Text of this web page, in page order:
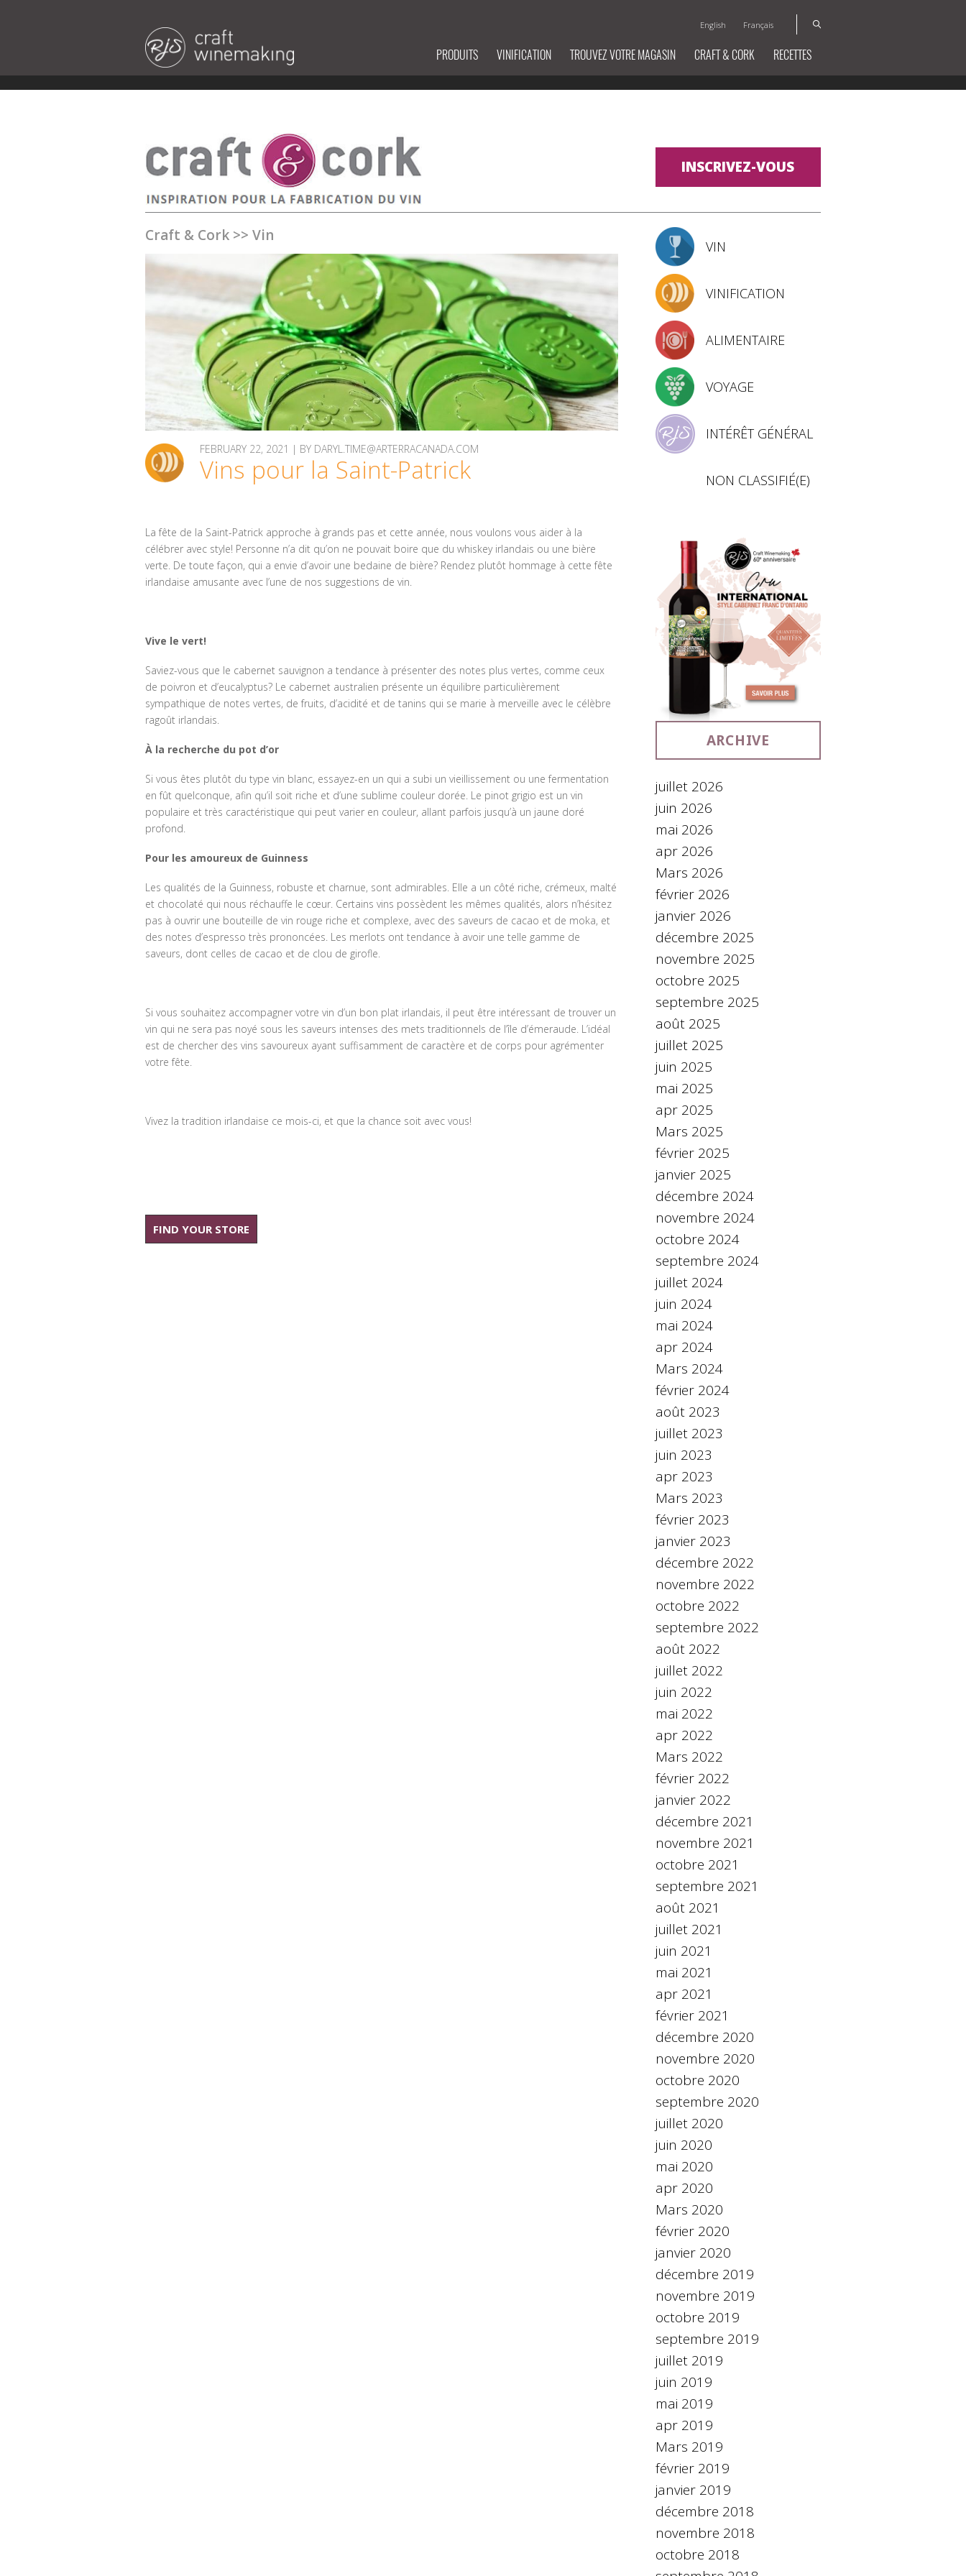
English Français
PRODUITS VINIFICATION TROUVEZ VOTRE MAGASIN CRAFT & CORK RECETTES
INSCRIVEZ-VOUS
Craft & Cork >> Vin
FEBRUARY 22, 2021 | BY DARYL.TIME@ARTERRACANADA.COM
Vins pour la Saint-Patrick
La fête de la Saint-Patrick approche à grands pas et cette année, nous voulons vous aider à la
célébrer avec style! Personne n’a dit qu’on ne pouvait boire que du whiskey irlandais ou une bière
verte. De toute façon, qui a envie d’avoir une bedaine de bière? Rendez plutôt hommage à cette fête
irlandaise amusante avec l’une de nos suggestions de vin.
Vive le vert!
Saviez-vous que le cabernet sauvignon a tendance à présenter des notes plus vertes, comme ceux
de poivron et d’eucalyptus? Le cabernet australien présente un équilibre particulièrement
sympathique de notes vertes, de fruits, d’acidité et de tanins qui se marie à merveille avec le célèbre
ragoût irlandais.
À la recherche du pot d’or
Si vous êtes plutôt du type vin blanc, essayez-en un qui a subi un vieillissement ou une fermentation
en fût quelconque, afin qu’il soit riche et d’une sublime couleur dorée. Le pinot grigio est un vin
populaire et très caractéristique qui peut varier en couleur, allant parfois jusqu’à un jaune doré
profond.
Pour les amoureux de Guinness
Les qualités de la Guinness, robuste et charnue, sont admirables. Elle a un côté riche, crémeux, malté
et chocolaté qui nous réchauffe le cœur. Certains vins possèdent les mêmes qualités, alors n’hésitez
pas à ouvrir une bouteille de vin rouge riche et complexe, avec des saveurs de cacao et de moka, et
des notes d’espresso très prononcées. Les merlots ont tendance à avoir une telle gamme de
saveurs, dont celles de cacao et de clou de girofle.
Si vous souhaitez accompagner votre vin d’un bon plat irlandais, il peut être intéressant de trouver un
vin qui ne sera pas noyé sous les saveurs intenses des mets traditionnels de l’île d’émeraude. L’idéal
est de chercher des vins savoureux ayant suffisamment de caractère et de corps pour agrémenter
votre fête.
Vivez la tradition irlandaise ce mois-ci, et que la chance soit avec vous!
FIND YOUR STORE
VIN
VINIFICATION
ALIMENTAIRE
VOYAGE
INTÉRÊT GÉNÉRAL
NON CLASSIFIÉ(E)
ARCHIVE
juillet 2026
juin 2026
mai 2026
apr 2026
Mars 2026
février 2026
janvier 2026
décembre 2025
novembre 2025
octobre 2025
septembre 2025
août 2025
juillet 2025
juin 2025
mai 2025
apr 2025
Mars 2025
février 2025
janvier 2025
décembre 2024
novembre 2024
octobre 2024
septembre 2024
juillet 2024
juin 2024
mai 2024
apr 2024
Mars 2024
février 2024
août 2023
juillet 2023
juin 2023
apr 2023
Mars 2023
février 2023
janvier 2023
décembre 2022
novembre 2022
octobre 2022
septembre 2022
août 2022
juillet 2022
juin 2022
mai 2022
apr 2022
Mars 2022
février 2022
janvier 2022
décembre 2021
novembre 2021
octobre 2021
septembre 2021
août 2021
juillet 2021
juin 2021
mai 2021
apr 2021
février 2021
décembre 2020
novembre 2020
octobre 2020
septembre 2020
juillet 2020
juin 2020
mai 2020
apr 2020
Mars 2020
février 2020
janvier 2020
décembre 2019
novembre 2019
octobre 2019
septembre 2019
juillet 2019
juin 2019
mai 2019
apr 2019
Mars 2019
février 2019
janvier 2019
décembre 2018
novembre 2018
octobre 2018